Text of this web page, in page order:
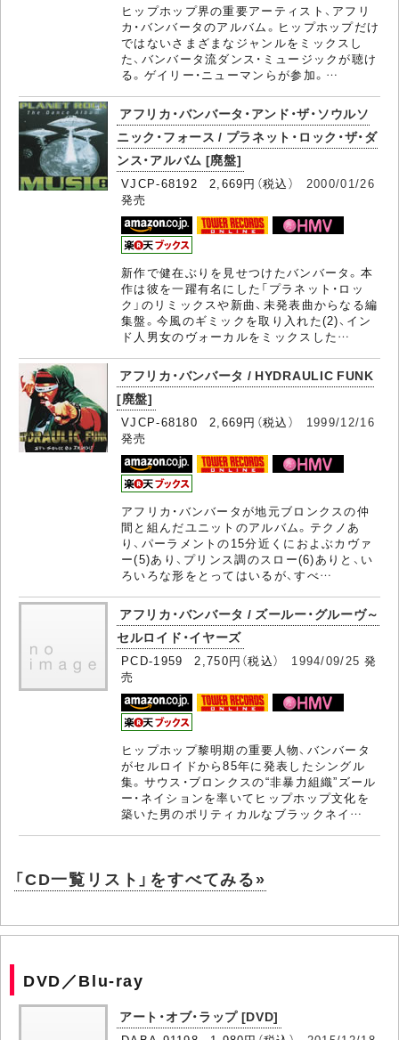
ヒップホップ界の重要アーティスト、アフリ
カ・バンバータのアルバム。ヒップホップだけ
ではないさまざまなジャンルをミックスし
た、バンバータ流ダンス・ミュージックが聴け
る。ゲイリー・ニューマンらが参加。…
アフリカ・バンバータ・アンド・ザ・ソウルソ
ニック・フォース / プラネット・ロック・ザ・ダ
ンス・アルバム [廃盤]
VJCP-68192 2,669円（税込） 2000/01/26
発売
新作で健在ぶりを見せつけたバンバータ。本
作は彼を一躍有名にした「プラネット・ロッ
ク」のリミックスや新曲、未発表曲からなる編
集盤。今風のギミックを取り入れた(2)、イン
ド人男女のヴォーカルをミックスした…
アフリカ・バンバータ / HYDRAULIC FUNK
[廃盤]
VJCP-68180 2,669円（税込） 1999/12/16
発売
アフリカ・バンバータが地元ブロンクスの仲
間と組んだユニットのアルバム。テクノあ
り、パーラメントの15分近くにおよぶカヴァ
ー(5)あり、プリンス調のスロー(6)ありと、い
ろいろな形をとってはいるが、すべ…
アフリカ・バンバータ / ズールー・グルーヴ～
セルロイド・イヤーズ
PCD-1959 2,750円（税込） 1994/09/25 発
売
ヒップホップ黎明期の重要人物、バンバータ
がセルロイドから85年に発表したシングル
集。サウス・ブロンクスの“非暴力組織”ズール
ー・ネイションを率いてヒップホップ文化を
築いた男のポリティカルなブラックネイ…
「CD一覧リスト」をすべてみる»
DVD／Blu-ray
アート・オブ・ラップ [DVD]